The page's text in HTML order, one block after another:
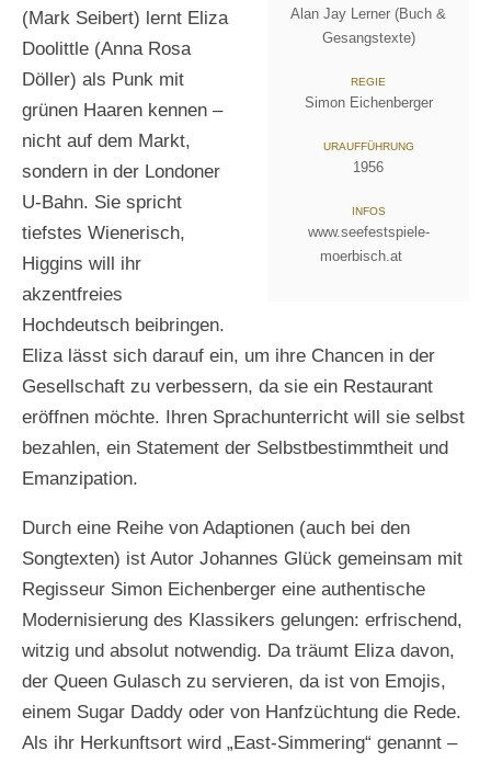
Alan Jay Lerner (Buch &
Gesangstexte)
REGIE
Simon Eichenberger
URAUFFÜHRUNG
1956
INFOS
www.seefestspiele-
moerbisch.at
(Mark Seibert) lernt Eliza
Doolittle (Anna Rosa
Döller) als Punk mit
grünen Haaren kennen –
nicht auf dem Markt,
sondern in der Londoner
U-Bahn. Sie spricht
tiefstes Wienerisch,
Higgins will ihr
akzentfreies
Hochdeutsch beibringen.
Eliza lässt sich darauf ein, um ihre Chancen in der
Gesellschaft zu verbessern, da sie ein Restaurant
eröffnen möchte. Ihren Sprachunterricht will sie selbst
bezahlen, ein Statement der Selbstbestimmtheit und
Emanzipation.
Durch eine Reihe von Adaptionen (auch bei den
Songtexten) ist Autor Johannes Glück gemeinsam mit
Regisseur Simon Eichenberger eine authentische
Modernisierung des Klassikers gelungen: erfrischend,
witzig und absolut notwendig. Da träumt Eliza davon,
der Queen Gulasch zu servieren, da ist von Emojis,
einem Sugar Daddy oder von Hanfzüchtung die Rede.
Als ihr Herkunftsort wird „East-Simmering“ genannt –